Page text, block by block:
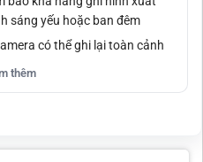
sáng yếu hoặc ban đêm
có thể ghi lại toàn cảnh
biển báo giao thông qua
minh
thêm